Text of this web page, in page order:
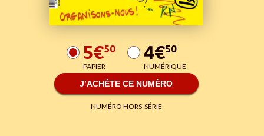
5€50
PAPIER 4€50
NUMÉRIQUE
J’ACHÈTE CE NUMÉRO
NUMÉRO HORS-SÉRIE